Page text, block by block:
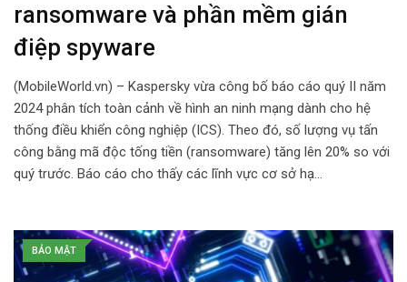
ransomware và phần mềm gián
điệp spyware
(MobileWorld.vn) – Kaspersky vừa công bố báo cáo quý II năm
2024 phân tích toàn cảnh về hình an ninh mạng dành cho hệ
thống điều khiển công nghiệp (ICS). Theo đó, số lượng vụ tấn
công bằng mã độc tống tiền (ransomware) tăng lên 20% so với
quý trước. Báo cáo cho thấy các lĩnh vực cơ sở hạ…
BẢO MẬT